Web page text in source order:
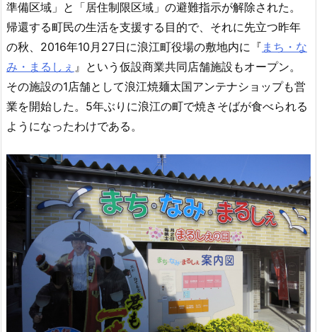
準備区域」と「居住制限区域」の避難指示が解除された。
帰還する町民の生活を支援する目的で、それに先立つ昨年
の秋、2016年10月27日に浪江町役場の敷地内に『 まち・な
み・まるしぇ 』という仮設商業共同店舗施設もオープン。
その施設の1店舗として浪江焼麺太国アンテナショップも営
業を開始した。5年ぶりに浪江の町で焼きそばが食べられる
ようになったわけである。